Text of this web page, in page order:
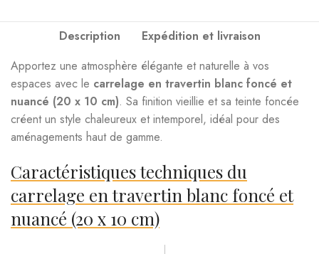
Description
Expédition et livraison
Apportez une atmosphère élégante et naturelle à vos
espaces avec le carrelage en travertin blanc foncé et
nuancé (20 x 10 cm). Sa finition vieillie et sa teinte foncée
créent un style chaleureux et intemporel, idéal pour des
aménagements haut de gamme.
Caractéristiques techniques du
carrelage en travertin blanc foncé et
nuancé (20 x 10 cm)